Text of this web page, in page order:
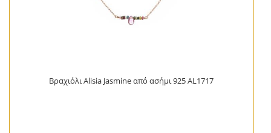
Βραχιόλι Alisia Jasmine από ασήμι 925 AL1717